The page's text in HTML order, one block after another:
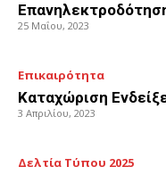
25 Μαΐου, 2023
Επικαιρότητα
Καταχώριση
3 Απριλίου, 2023
Δελτία Τύπου 2025